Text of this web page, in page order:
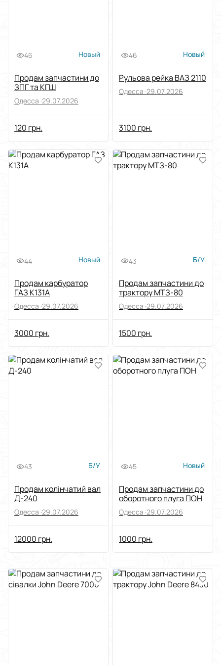
46 Новый
Продам запчастини до
ЗПГ та КГШ
Одесса ·29.07.2026
120 грн.
46 Новый
Рульова рейка ВАЗ 2110
Одесса ·29.07.2026
3100 грн.
44 Новый
Продам карбуратор
ГАЗ К131А
Одесса ·29.07.2026
3000 грн.
43 Б/У
Продам запчастини до
трактору МТЗ-80
Одесса ·29.07.2026
1500 грн.
43 Б/У
Продам колінчатий вал
Д-240
Одесса ·29.07.2026
12000 грн.
45 Новый
Продам запчастини до
оборотного плуга ПОН
Одесса ·29.07.2026
1000 грн.